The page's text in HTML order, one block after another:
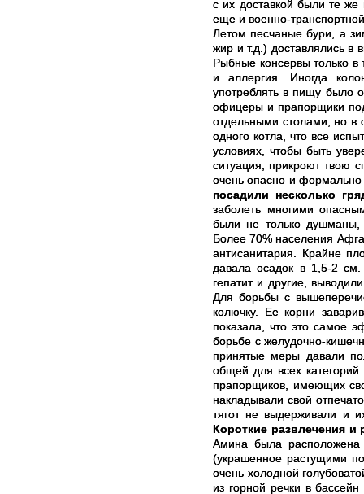
с их доставкой были те
еще и военно-
Летом песчаные бури, а
жир и т.д.) доставлялись в
Рыбные консервы только в
и аллергия. Иногда
употреблять в пищу было
офицеры и прапорщики
отдельными столами, но в
одного котла, что все
условиях, чтобы быть
ситуация, прикроют твою
очень опасно и
посадили несколько
заболеть многими
были не только душманы,
Более 70% населения
антисанитария. Крайне
давала осадок в 1,5-2
гепатит и другие,
Для борьбы с
колючку. Ее корни
показала, что это самое
борьбе с желудочно-
принятые меры давали
общей для всех
прапорщиков, имеющих
накладывали свой
тягот не выдерживали и
Короткие развлечения и
Амина была
(украшенное растущими
очень холодной
из горной речки в